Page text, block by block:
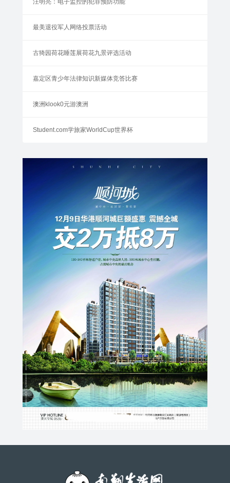
汪明亮：电子监控的犯罪预防功能
最美退役军人网络投票活动
古猗园荷花睡莲展荷花九景评选活动
嘉定区青少年法律知识新媒体竞答比赛
澳洲klook0元游澳洲
Student.com学旅家WorldCup世界杯